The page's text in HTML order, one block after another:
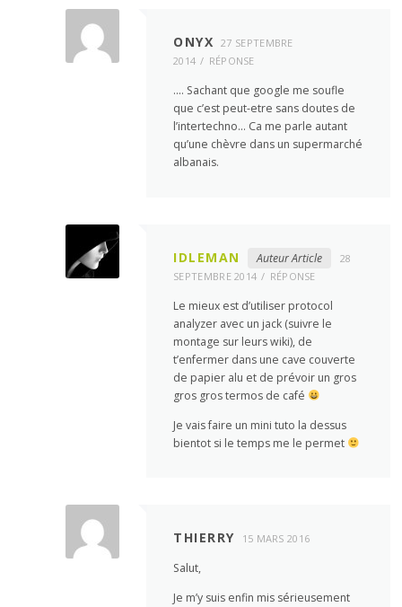
ONYX
27 SEPTEMBRE
2014
RÉPONSE
…. Sachant que google me soufle
que c’est peut-etre sans doutes de
l’intertechno… Ca me parle autant
qu’une chèvre dans un supermarché
albanais.
IDLEMAN Auteur Article
28
SEPTEMBRE 2014
RÉPONSE
Le mieux est d’utiliser protocol
analyzer avec un jack (suivre le
montage sur leurs wiki), de
t’enfermer dans une cave couverte
de papier alu et de prévoir un gros
gros gros termos de café
Je vais faire un mini tuto la dessus
bientot si le temps me le permet
THIERRY 15 MARS 2016
Salut,
Je m’y suis enfin mis sérieusement